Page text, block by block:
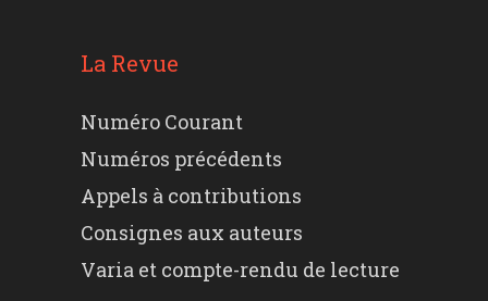
La Revue
Numéro Courant
Numéros précédents
Appels à contributions
Consignes aux auteurs
Varia et compte-rendu de lecture